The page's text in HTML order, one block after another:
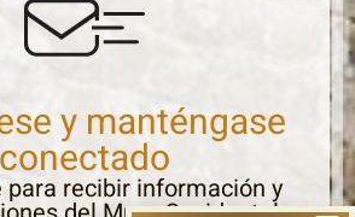
y manténgase
conectado
para recibir información y